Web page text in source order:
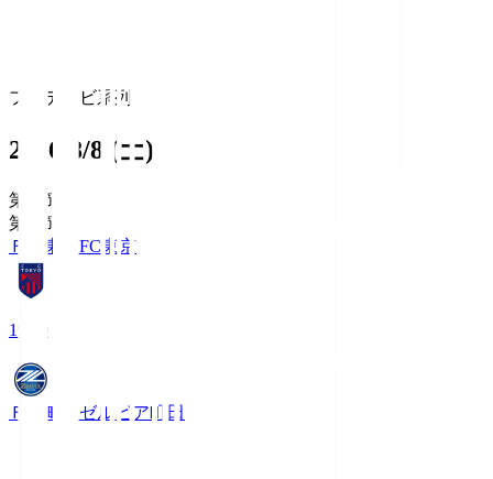
フジテレビ系列
2026/8/8 (土)
第1節
第1節
ＦＣ東京 FC東京
19:00
ＦＣ町田ゼルビア町田